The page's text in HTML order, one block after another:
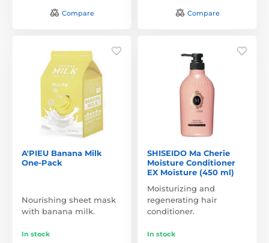
Compare Compare
A'PIEU Banana Milk
One-Pack
Nourishing sheet mask
with banana milk.
In stock
SHISEIDO Ma Cherie
Moisture Conditioner
EX Moisture (450 ml)
Moisturizing and
regenerating hair
conditioner.
In stock